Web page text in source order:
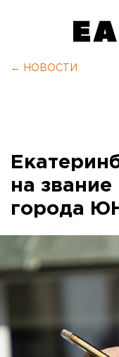
← НОВОСТИ
на звание
города